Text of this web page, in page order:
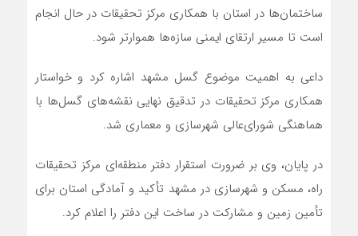
ساختمان‌ها در استان با همکاری مرکز تحقیقات در حال انجام
است تا مسیر ارتقای ایمنی سازه‌ها هموارتر شود.
داعی به اهمیت موضوع گسل مشهد اشاره کرد و خواستار
همکاری مرکز تحقیقات در تدقیق نهایی نقشه‌های گسل‌ها با
هماهنگی شورای‌عالی شهرسازی و معماری شد.
در پایان، وی بر ضرورت استقرار دفتر منطقه‌ای مرکز تحقیقات
راه، مسکن و شهرسازی در مشهد تأکید و آمادگی استان برای
تأمین زمین و مشارکت در ساخت این دفتر را اعلام کرد.